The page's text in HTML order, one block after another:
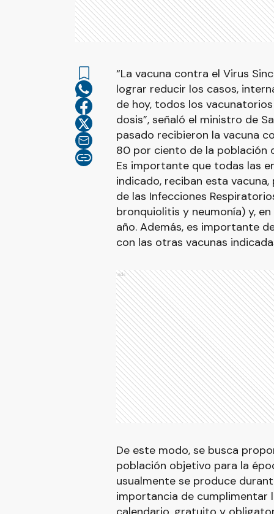
“La vacuna contra el Virus
lograr reducir los casos,
de hoy, todos los
dosis”, señaló el ministro de
pasado recibieron la vacuna
80 por ciento de la población
Es importante que todas las
indicado, reciban esta
de las Infecciones
bronquiolitis y neumonía) y,
año. Además, es importante
con las otras vacunas
Ads
De este modo, se busca
población objetivo para la
usualmente se produce
importancia de cumplimentar